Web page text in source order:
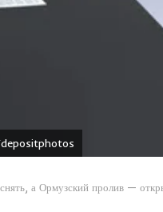
а Ормузский пролив —